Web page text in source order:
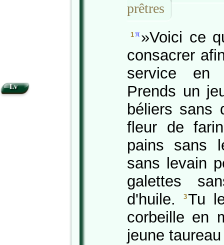
prêtres
1π »Voici ce
consacrer
service en
Prends un
béliers sans
fleur de
pains sans
sans levain
galettes
d'huile.
3Tu
corbeille en
jeune
Lv